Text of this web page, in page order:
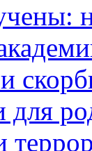
для